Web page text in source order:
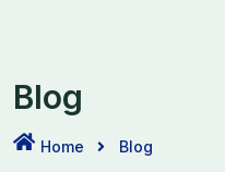
Blog
Home Blog